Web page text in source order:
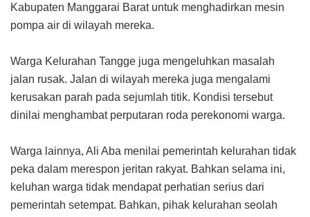
Kabupaten Manggarai Barat untuk menghadirkan mesin
pompa air di wilayah mereka.
Warga Kelurahan Tangge juga mengeluhkan masalah
jalan rusak. Jalan di wilayah mereka juga mengalami
kerusakan parah pada sejumlah titik. Kondisi tersebut
dinilai menghambat perputaran roda perekonomi warga.
Warga lainnya, Ali Aba menilai pemerintah kelurahan tidak
peka dalam merespon jeritan rakyat. Bahkan selama ini,
keluhan warga tidak mendapat perhatian serius dari
pemerintah setempat. Bahkan, pihak kelurahan seolah